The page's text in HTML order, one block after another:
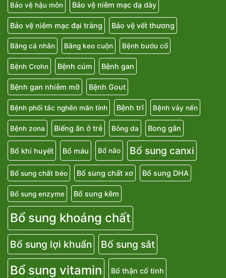
Bảo vệ hậu môn Bảo vệ niêm mạc dạ dày
Bảo vệ niêm mạc đại tràng Bảo vệ vết thương
Băng cá nhân Băng keo cuộn Bệnh bướu cổ
Bệnh Crohn Bệnh cúm Bệnh gan
Bệnh gan nhiễm mỡ Bệnh Gout
Bệnh phổi tắc nghẽn mãn tính Bệnh trĩ Bệnh vảy nến
Bệnh zona Biếng ăn ở trẻ Bỏng da Bong gân
Bổ khí huyết Bổ máu Bổ não Bổ sung canxi
Bổ sung chất béo Bổ sung chất xơ Bổ sung DHA
Bổ sung enzyme Bổ sung kẽm
Bổ sung khoáng chất
Bổ sung lợi khuẩn Bổ sung sắt
Bổ sung vitamin Bổ thận cố tinh